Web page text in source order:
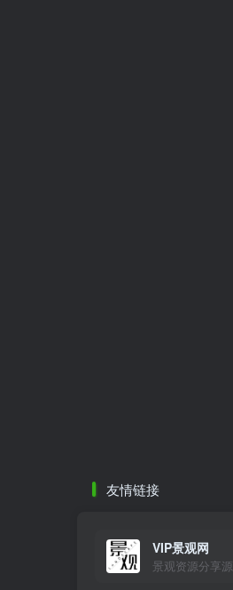
友情链接
VIP景观网
景观资源分享源